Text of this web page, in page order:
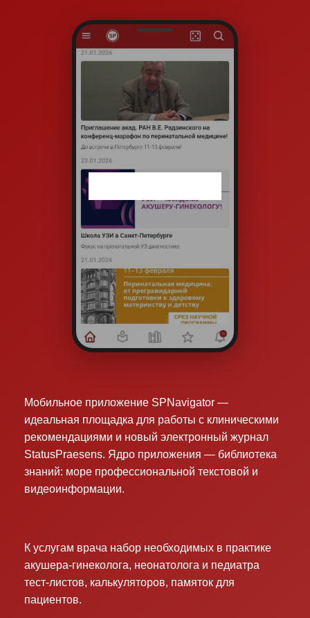
Мобильное приложение SPNavigator —
идеальная площадка для работы с клиническими
рекомендациями и новый электронный журнал
StatusPraesens. Ядро приложения — библиотека
знаний: море профессиональной текстовой и
видеоинформации.
К услугам врача набор необходимых в практике
акушера-гинеколога, неонатолога и педиатра
тест-листов, калькуляторов, памяток для
пациентов.